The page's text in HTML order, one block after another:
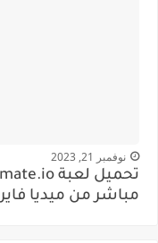
نوفمبر 21, 2023
مباشر من ميديا فاير